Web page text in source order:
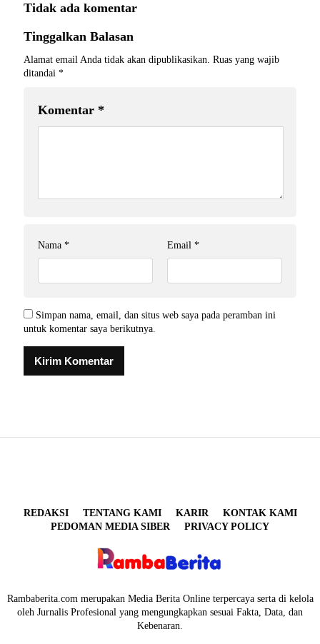
Tidak ada komentar
Tinggalkan Balasan
Alamat email Anda tidak akan dipublikasikan. Ruas yang wajib
ditandai *
Komentar *
Nama * Email *
Simpan nama, email, dan situs web saya pada peramban ini
untuk komentar saya berikutnya.
REDAKSI TENTANG KAMI KARIR
KONTAK KAMI
PEDOMAN MEDIA SIBER
PRIVACY POLICY
Rambaberita.com merupakan Media Berita Online terpercaya serta di kelola
oleh Jurnalis Profesional yang mengungkapkan sesuai Fakta, Data, dan
Kebenaran.